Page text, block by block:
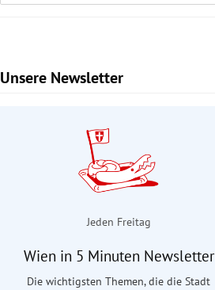
Unsere Newsletter
Slide 1 von 9
Jeden Freitag
Wien in 5 Minuten Newsletter
Die wichtigsten Themen, die die Stadt